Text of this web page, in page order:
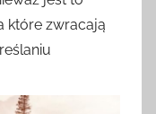
które zwracają